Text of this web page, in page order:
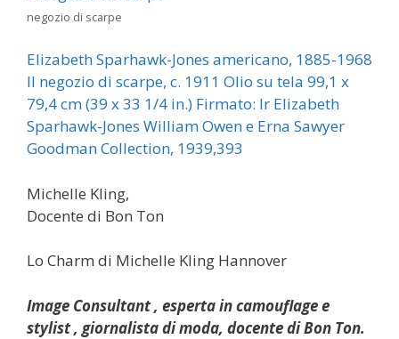
negozio di scarpe
Elizabeth Sparhawk-Jones americano, 1885-1968
Il negozio di scarpe, c. 1911 Olio su tela 99,1 x
79,4 cm (39 x 33 1/4 in.) Firmato: lr Elizabeth
Sparhawk-Jones William Owen e Erna Sawyer
Goodman Collection, 1939,393
Michelle Kling,
Docente di Bon Ton
Lo Charm di Michelle Kling Hannover
Image Consultant , esperta in camouflage e
stylist , giornalista di moda, docente di Bon Ton.